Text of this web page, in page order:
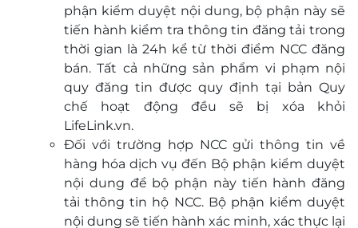
phận kiểm duyệt nội dung, bộ phận này sẽ
tiến hành kiểm tra thông tin đăng tải trong
thời gian là 24h kể từ thời điểm NCC đăng
bán. Tất cả những sản phẩm vi phạm nội
quy đăng tin được quy định tại bản Quy
chế hoạt động đều sẽ bị xóa khỏi
LifeLink.vn.
Đối với trường hợp NCC gửi thông tin về
hàng hóa dịch vụ đến Bộ phận kiểm duyệt
nội dung để bộ phận này tiến hành đăng
tải thông tin hộ NCC. Bộ phận kiểm duyệt
nội dung sẽ tiến hành xác minh, xác thực lại